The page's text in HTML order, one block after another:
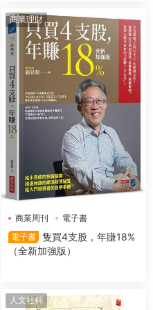
商業理財
商業周刊
電子書
電子書 隻買4支股，年賺18%
（全新加強版）
人文社科